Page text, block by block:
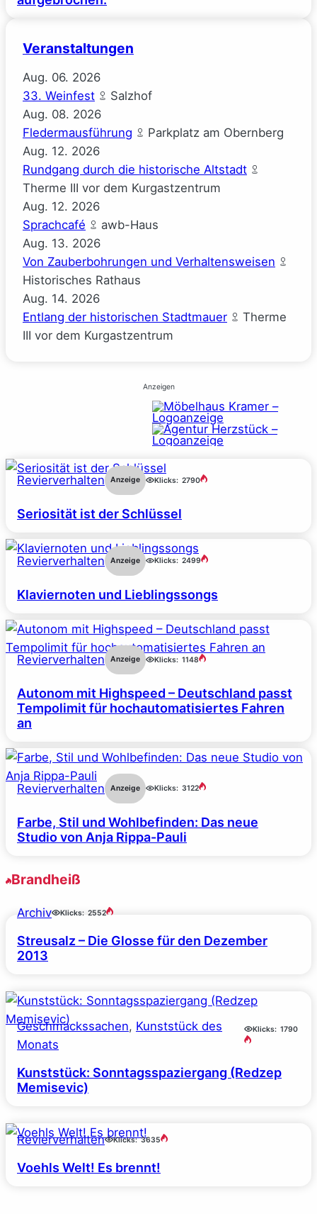
Veranstaltungen
Aug. 06. 2026
33. Weinfest
Salzhof
Aug. 08. 2026
Fledermausführung
Parkplatz am Obernberg
Aug. 12. 2026
Rundgang durch die historische Altstadt
Therme III vor dem Kurgastzentrum
Aug. 12. 2026
Sprachcafé
awb-Haus
Aug. 13. 2026
Von Zauberbohrungen und Verhaltensweisen
Historisches Rathaus
Aug. 14. 2026
Entlang der historischen Stadtmauer
Therme
III vor dem Kurgastzentrum
Anzeigen
Revierverhalten Anzeige Klicks: 2790
Seriosität ist der Schlüssel
Revierverhalten Anzeige Klicks: 2499
Klaviernoten und Lieblingssongs
Revierverhalten Anzeige Klicks: 1148
Autonom mit Highspeed – Deutschland passt
Tempolimit für hochautomatisiertes Fahren
an
Revierverhalten Anzeige Klicks: 3122
Farbe, Stil und Wohlbefinden: Das neue
Studio von Anja Rippa-Pauli
Brandheiß
Archiv Klicks: 2552
Streusalz – Die Glosse für den Dezember
2013
Geschmackssachen, Kunststück des
Monats
Klicks: 1790
Kunststück: Sonntagsspaziergang (Redzep
Memisevic)
Revierverhalten Klicks: 3635
Voehls Welt! Es brennt!